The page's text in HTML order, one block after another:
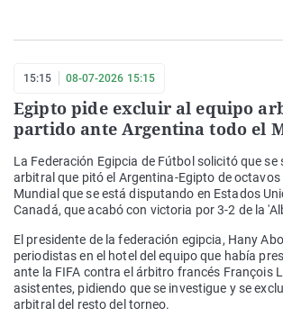
15:15 08-07-2026 15:15
Egipto pide excluir al equipo
partido ante Argentina todo el
La Federación Egipcia de Fútbol solicitó que se
arbitral que pitó el Argentina-Egipto de octavos
Mundial que se está disputando en Estados
Canadá, que acabó con victoria por 3-2 de la
El presidente de la federación egipcia, Hany
periodistas en el hotel del equipo que había
ante la FIFA contra el árbitro francés François
asistentes, pidiendo que se investigue y se
arbitral del resto del torneo.